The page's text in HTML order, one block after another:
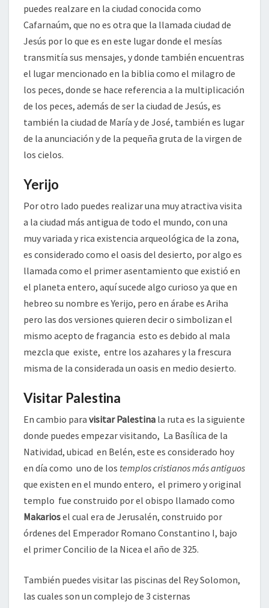
puedes realzare en la ciudad conocida como
Cafarnaúm, que no es otra que la llamada ciudad de
Jesús por lo que es en este lugar donde el mesías
transmitía sus mensajes, y donde también encuentras
el lugar mencionado en la biblia como el milagro de
los peces, donde se hace referencia a la multiplicación
de los peces, además de ser la ciudad de Jesús, es
también la ciudad de María y de José, también es lugar
de la anunciación y de la pequeña gruta de la virgen de
los cielos.
Yerijo
Por otro lado puedes realizar una muy atractiva visita
a la ciudad más antigua de todo el mundo, con una
muy variada y rica existencia arqueológica de la zona,
es considerado como el oasis del desierto, por algo es
llamada como el primer asentamiento que existió en
el planeta entero, aquí sucede algo curioso ya que en
hebreo su nombre es Yerijo, pero en árabe es Ariha
pero las dos versiones quieren decir o simbolizan el
mismo acepto de fragancia esto es debido al mala
mezcla que existe, entre los azahares y la frescura
misma de la considerada un oasis en medio desierto.
Visitar Palestina
En cambio para visitar Palestina la ruta es la siguiente
donde puedes empezar visitando, La Basílica de la
Natividad, ubicad en Belén, este es considerado hoy
en día como uno de los templos cristianos más antiguos
que existen en el mundo entero, el primero y original
templo fue construido por el obispo llamado como
Makariosel cual era de Jerusalén, construido por
órdenes del Emperador Romano Constantino I, bajo
el primer Concilio de la Nicea el año de 325.
También puedes visitar las piscinas del Rey Solomon,
las cuales son un complejo de 3 cisternas